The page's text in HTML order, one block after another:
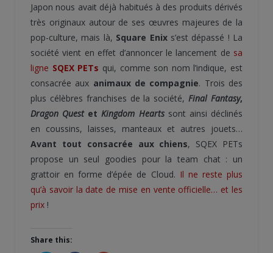
Japon nous avait déjà habitués à des produits dérivés
très originaux autour de ses œuvres majeures de la
pop-culture, mais là, Square Enixs’est dépassé ! La
société vient en effet d’annoncer le lancement de sa
ligne SQEX PETs qui, comme son nom l’indique, est
consacrée aux animaux de compagnie. Trois des
plus célèbres franchises de la société,Final Fantasy,
Dragon QuestetKingdom Hearts sont ainsi déclinés
en coussins, laisses, manteaux et autres jouets…
Avant tout consacrée aux chiens, SQEX PETs
propose un seul goodies pour la team chat : un
grattoir en forme d’épée de Cloud. Il ne reste plus
qu’à savoir la date de mise en vente officielle… et les
prix !
Share this: